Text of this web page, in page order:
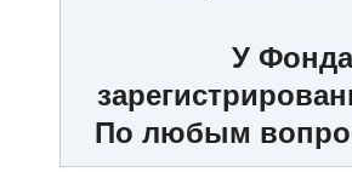
У
По любым